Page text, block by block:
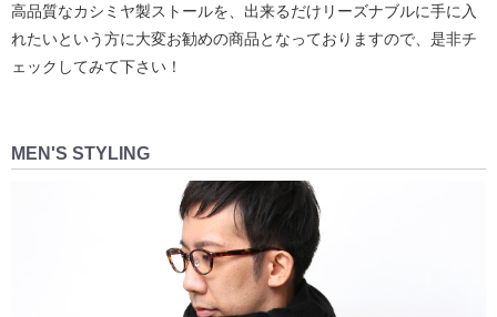
高品質なカシミヤ製ストールを、出来るだけリーズナブルに手に入
れたいという方に大変お勧めの商品となっておりますので、是非チ
ェックしてみて下さい！
MEN'S STYLING